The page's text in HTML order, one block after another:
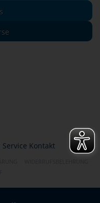
Service Kontakt